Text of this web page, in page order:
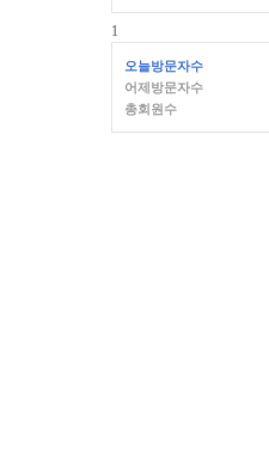
1
오늘방문자수
어제방문자수
총회원수